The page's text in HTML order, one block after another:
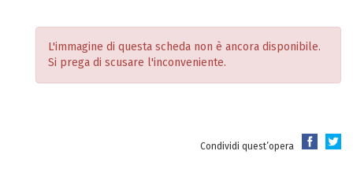
L'immagine di questa scheda non è ancora disponibile.
Si prega di scusare l'inconveniente.
Condividi quest’opera